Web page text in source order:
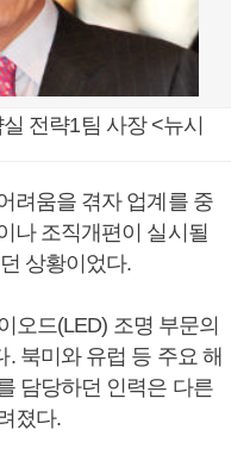
전략1팀 사장 <뉴시
려움을 겪자 업계를 중
나 조직개편이 실시될
상황이었다.
오드(LED) 조명 부문의
북미와 유럽 등 주요 해
담당하던 인력은 다른
졌다.